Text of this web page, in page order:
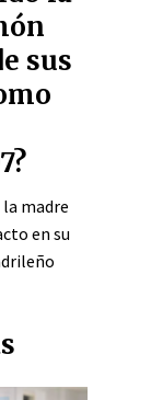
sus
la madre
en su